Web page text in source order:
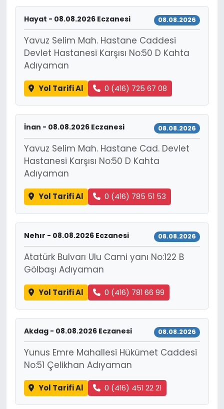
Hayat - 08.08.2026 Eczanesi 08.08.2026
Yavuz Selim Mah. Hastane Caddesi
Devlet Hastanesi Karşısı No:50 D Kahta
Adıyaman
Yol Tarifi Al 0 (416) 725 67 08
İnan - 08.08.2026 Eczanesi 08.08.2026
Yavuz Selim Mah. Hastane Cad. Devlet
Hastanesi Karşısı No:50 D Kahta
Adıyaman
Yol Tarifi Al 0 (416) 785 51 53
Nehır - 08.08.2026 Eczanesi 08.08.2026
Atatürk Bulvarı Ulu Cami yanı No:122 B
Gölbaşı Adıyaman
Yol Tarifi Al 0 (416) 781 66 99
Akdag - 08.08.2026 Eczanesi 08.08.2026
Yunus Emre Mahallesi Hükümet Caddesi
No:51 Çelikhan Adıyaman
Yol Tarifi Al 0 (416) 451 22 21